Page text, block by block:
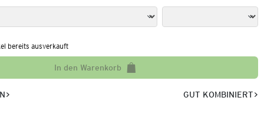
bereits ausverkauft
In den Warenkorb
GUT KOMBINIERT